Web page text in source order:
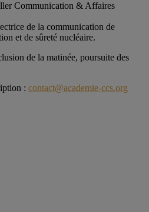
Communication & Affaires
de la communication de
et de sûreté nucléaire.
de la matinée, poursuite des
: contact@academie-ccs.org